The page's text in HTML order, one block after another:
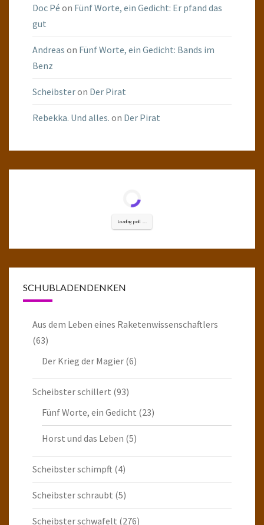
Doc Pé on Fünf Worte, ein Gedicht: Er pfand das
gut
Andreas on Fünf Worte, ein Gedicht: Bands im
Benz
Scheibsteron Der Pirat
Rebekka. Und alles. on Der Pirat
Loading poll ...
SCHUBLADENDENKEN
Aus dem Leben eines Raketenwissenschaftlers
(63)
Der Krieg der Magier (6)
Scheibster schillert (93)
Fünf Worte, ein Gedicht (23)
Horst und das Leben (5)
Scheibster schimpft (4)
Scheibster schraubt (5)
Scheibster schwafelt (276)